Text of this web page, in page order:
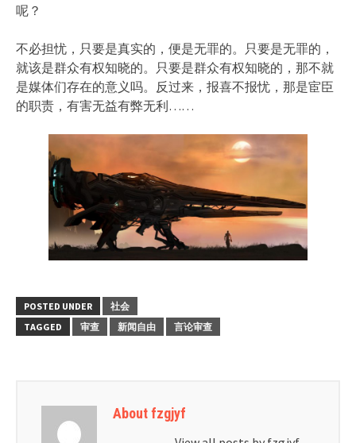
呢？
不必担忧，只要是真实的，便是无罪的。只要是无罪的，
就该是群众有权知晓的。只要是群众有权知晓的，那不就
是媒体们存在的意义吗。反过来，报喜不报忧，那是宦臣
的职责，有害无益有弊无利……
POSTED UNDER
社会
TAGGED
审查 新闻自由 言论审查
About fzgjyf